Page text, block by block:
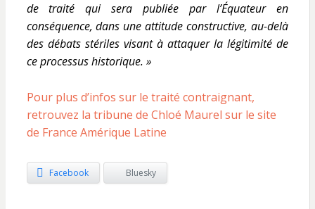
de traité qui sera publiée par l’Équateur en
conséquence, dans une attitude constructive, au-delà
des débats stériles visant à attaquer la légitimité de
ce processus historique. »
Pour plus d’infos sur le traité contraignant,
retrouvez la tribune de Chloé Maurel sur le site
de France Amérique Latine
Facebook Bluesky